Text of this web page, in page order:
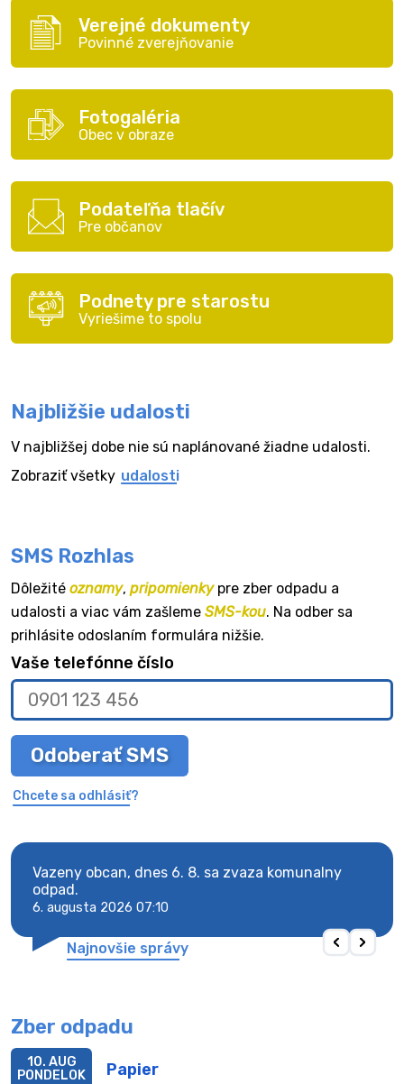
Verejné dokumenty
Povinné zverejňovanie
Fotogaléria
Obec v obraze
Podateľňa tlačív
Pre občanov
Podnety pre starostu
Vyriešime to spolu
Najbližšie udalosti
V najbližšej dobe nie sú naplánované žiadne udalosti.
Zobraziť všetky udalosti
SMS Rozhlas
Dôležité oznamy, pripomienkypre zber odpadu a
udalosti a viac vám zašleme SMS-kou. Na odber sa
prihlásite odoslaním formulára nižšie.
Vaše telefónne číslo
Odoberať SMS
Chcete sa odhlásiť?
Vazeny obcan, dnes 6. 8. sa zvaza komunalny
odpad.
6. augusta 2026 07:10
Najnovšie správy
Zber odpadu
Papier
10. AUG
PONDELOK